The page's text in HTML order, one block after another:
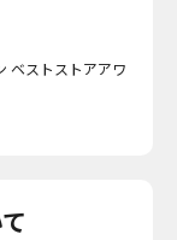
ベストストアアワ